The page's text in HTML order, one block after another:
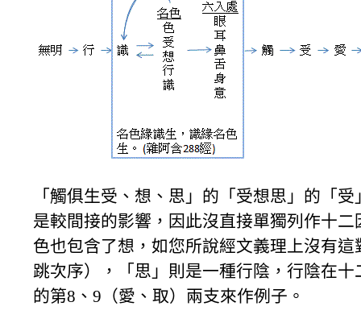
「觸俱生受、想、思」的「受想思」的「
是較間接的影響，因此沒直接單獨列作十
色也包含了想，如您所說經文義理上沒有
跳次序），「思」則是一種行陰，行陰在
的第8、9（愛、取）兩支來作例子。